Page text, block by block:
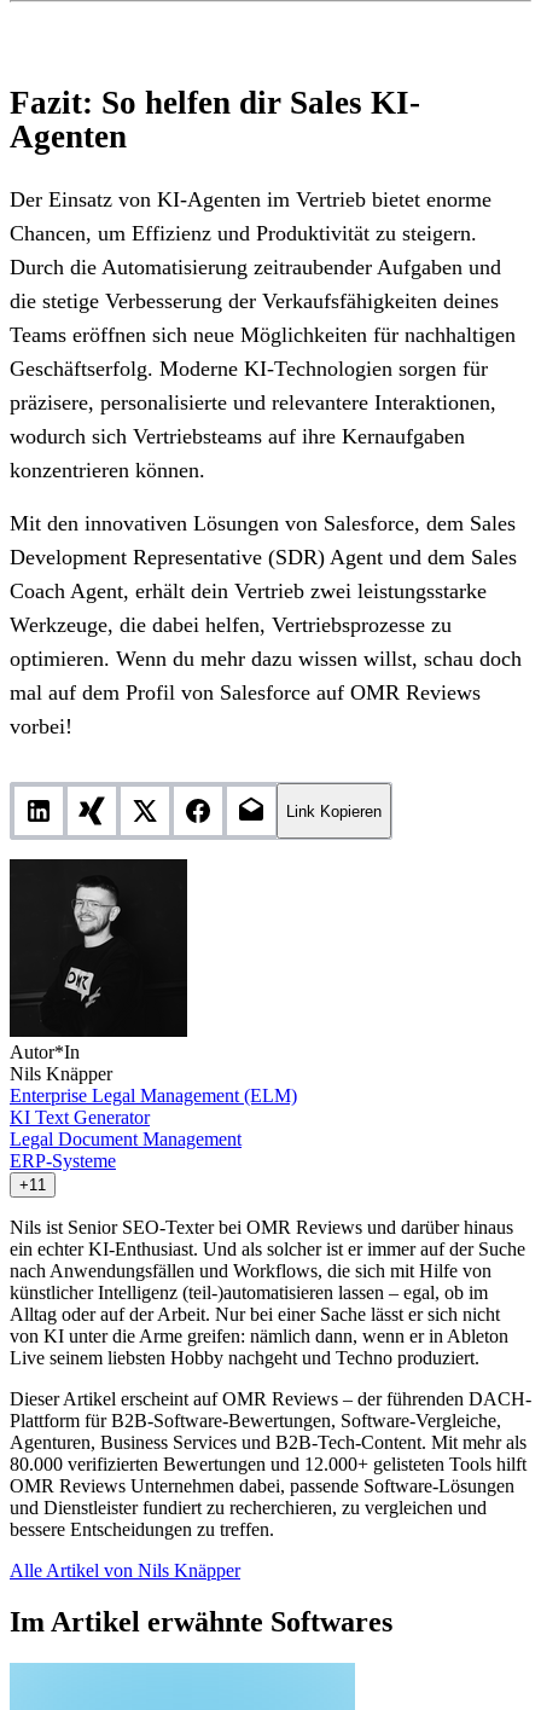
Fazit: So helfen dir Sales KI-
Agenten
Der Einsatz von KI-Agenten im Vertrieb bietet enorme
Chancen, um Effizienz und Produktivität zu steigern.
Durch die Automatisierung zeitraubender Aufgaben und
die stetige Verbesserung der Verkaufsfähigkeiten deines
Teams eröffnen sich neue Möglichkeiten für nachhaltigen
Geschäftserfolg. Moderne KI-Technologien sorgen für
präzisere, personalisierte und relevantere Interaktionen,
wodurch sich Vertriebsteams auf ihre Kernaufgaben
konzentrieren können.
Mit den innovativen Lösungen von Salesforce, dem Sales
Development Representative (SDR) Agent und dem Sales
Coach Agent, erhält dein Vertrieb zwei leistungsstarke
Werkzeuge, die dabei helfen, Vertriebsprozesse zu
optimieren. Wenn du mehr dazu wissen willst, schau doch
mal auf dem Profil von Salesforce auf OMR Reviews
vorbei!
Link Kopieren
Autor*In
Nils Knäpper
Enterprise Legal Management (ELM)
KI Text Generator
Legal Document Management
ERP-Systeme
+11
Nils ist Senior SEO-Texter bei OMR Reviews und darüber hinaus
ein echter KI-Enthusiast. Und als solcher ist er immer auf der Suche
nach Anwendungsfällen und Workflows, die sich mit Hilfe von
künstlicher Intelligenz (teil-)automatisieren lassen – egal, ob im
Alltag oder auf der Arbeit. Nur bei einer Sache lässt er sich nicht
von KI unter die Arme greifen: nämlich dann, wenn er in Ableton
Live seinem liebsten Hobby nachgeht und Techno produziert.
Dieser Artikel erscheint auf OMR Reviews – der führenden DACH-
Plattform für B2B-Software-Bewertungen, Software-Vergleiche,
Agenturen, Business Services und B2B-Tech-Content. Mit mehr als
80.000 verifizierten Bewertungen und 12.000+ gelisteten Tools hilft
OMR Reviews Unternehmen dabei, passende Software-Lösungen
und Dienstleister fundiert zu recherchieren, zu vergleichen und
bessere Entscheidungen zu treffen.
Alle Artikel von Nils Knäpper
Im Artikel erwähnte Softwares